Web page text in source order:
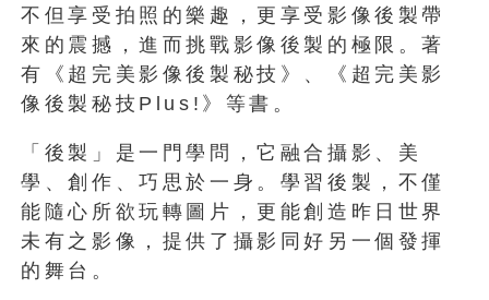
不但享受拍照的樂趣，更享受影像後製帶
來的震撼，進而挑戰影像後製的極限。著
有《超完美影像後製秘技》、《超完美影
像後製秘技Plus!》等書。
「後製」是一門學問，它融合攝影、美
學、創作、巧思於一身。學習後製，不僅
能隨心所欲玩轉圖片，更能創造昨日世界
未有之影像，提供了攝影同好另一個發揮
的舞台。